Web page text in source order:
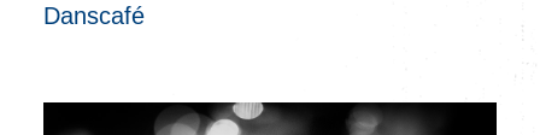
Danscafé